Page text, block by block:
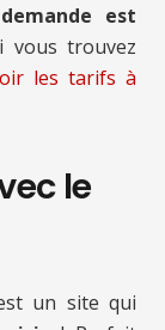
demande est
vous trouvez
les tarifs à
le
un site qui